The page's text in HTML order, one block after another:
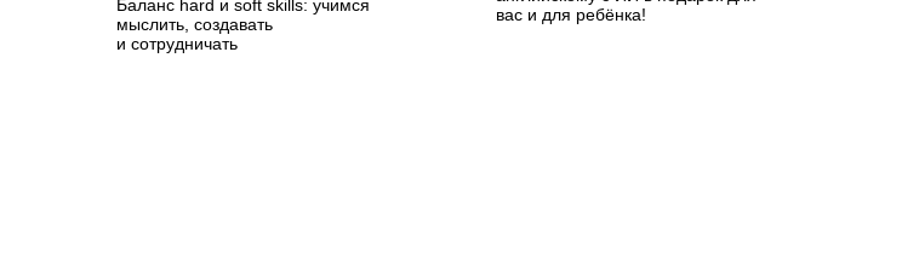
Баланс hard и soft skills: учимся
мыслить, создавать
и сотрудничать
вас и для ребёнка!